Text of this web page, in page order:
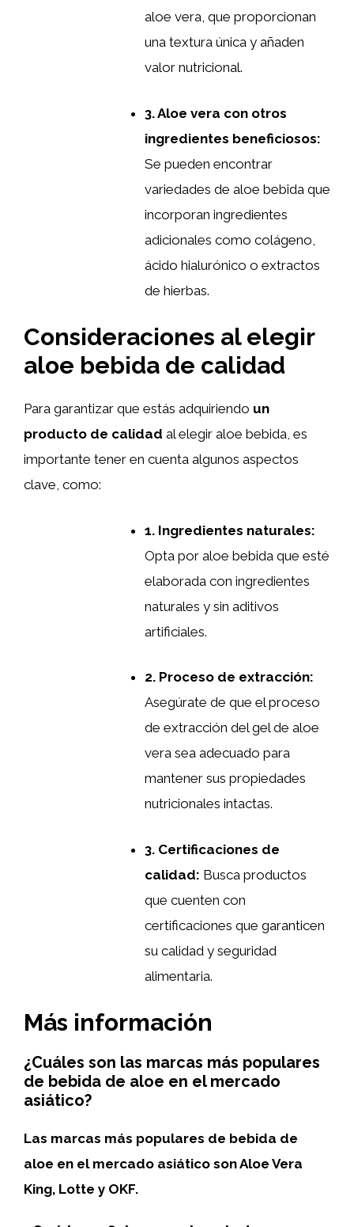
aloe vera, que proporcionan
una textura única y añaden
valor nutricional.
3. Aloe vera con otros
ingredientes beneficiosos:
Se pueden encontrar
variedades de aloe bebida que
incorporan ingredientes
adicionales como colágeno,
ácido hialurónico o extractos
de hierbas.
Consideraciones al elegir
aloe bebida de calidad
Para garantizar que estás adquiriendo un
producto de calidad al elegir aloe bebida, es
importante tener en cuenta algunos aspectos
clave, como:
1. Ingredientes naturales:
Opta por aloe bebida que esté
elaborada con ingredientes
naturales y sin aditivos
artificiales.
2. Proceso de extracción:
Asegúrate de que el proceso
de extracción del gel de aloe
vera sea adecuado para
mantener sus propiedades
nutricionales intactas.
3. Certificaciones de
calidad: Busca productos
que cuenten con
certificaciones que garanticen
su calidad y seguridad
alimentaria.
Más información
¿Cuáles son las marcas más populares
de bebida de aloe en el mercado
asiático?
Las marcas más populares de bebida de
aloe en el mercado asiático son Aloe Vera
King, Lotte y OKF.